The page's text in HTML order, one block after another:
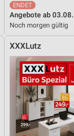
Angebote ab 03.08.
Noch morgen gültig
XXXLutz
von
Inhalten